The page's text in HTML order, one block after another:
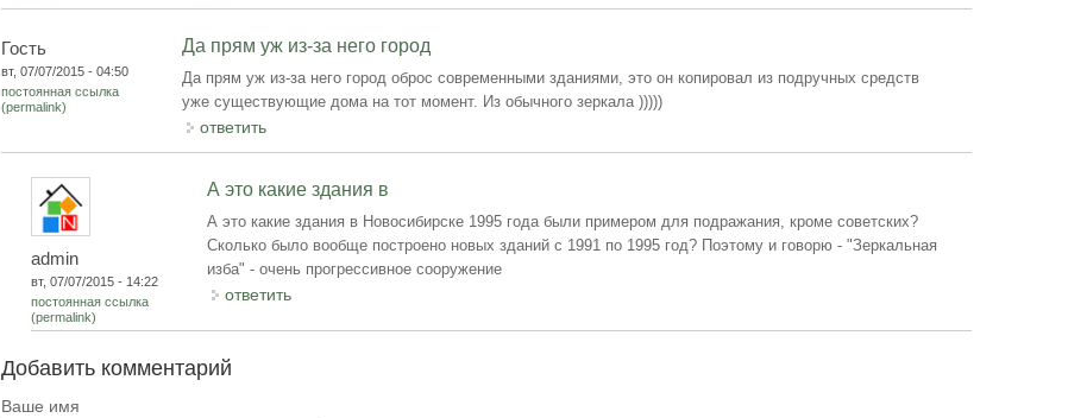
Гость
вт, 07/07/2015 - 04:50
постоянная ссылка
(permalink)
Да прям уж из-за него город
Да прям уж из-за него город оброс современными зданиями, это он копировал из подручных средств
уже существующие дома на тот момент. Из обычного зеркала )))))
ответить
admin
вт, 07/07/2015 - 14:22
постоянная ссылка
(permalink)
А это какие здания в
А это какие здания в Новосибирске 1995 года были примером для подражания, кроме советских?
Сколько было вообще построено новых зданий с 1991 по 1995 год? Поэтому и говорю - "Зеркальная
изба" - очень прогрессивное сооружение
ответить
Добавить комментарий
Ваше имя